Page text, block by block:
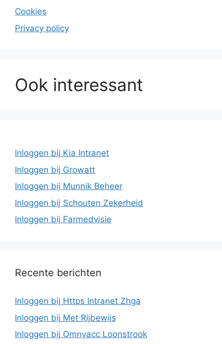
Cookies
Privacy policy
Ook interessant
Inloggen bij Kia Intranet
Inloggen bij Growatt
Inloggen bij Munnik Beheer
Inloggen bij Schouten Zekerheid
Inloggen bij Farmedvisie
Recente berichten
Inloggen bij Https Intranet Zhga
Inloggen bij Met Rijbewijs
Inloggen bij Omnyacc Loonstrook